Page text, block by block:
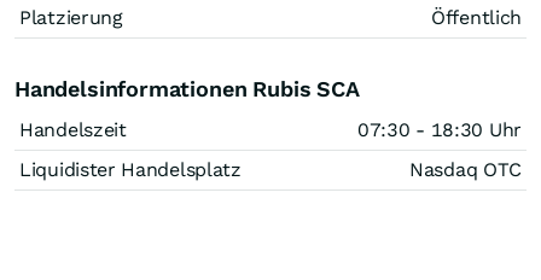
Platzierung
Öffentlich
Handelsinformationen Rubis SCA
Handelszeit
07:30 - 18:30 Uhr
Liquidister Handelsplatz
Nasdaq OTC